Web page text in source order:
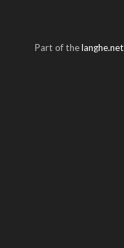
Part of thelanghe.net